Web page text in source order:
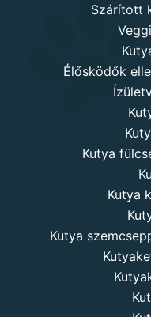
Szárított
Élősködők
Kutya
Kutya
Kutya